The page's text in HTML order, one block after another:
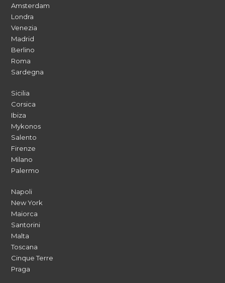
Amsterdam
Londra
Venezia
Madrid
Berlino
Roma
Sardegna
Sicilia
Corsica
Ibiza
Mykonos
Salento
Firenze
Milano
Palermo
Napoli
New York
Maiorca
Santorini
Malta
Toscana
Cinque Terre
Praga